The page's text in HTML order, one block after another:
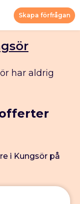
Skapa förfrågan
har aldrig
i Kungsör på